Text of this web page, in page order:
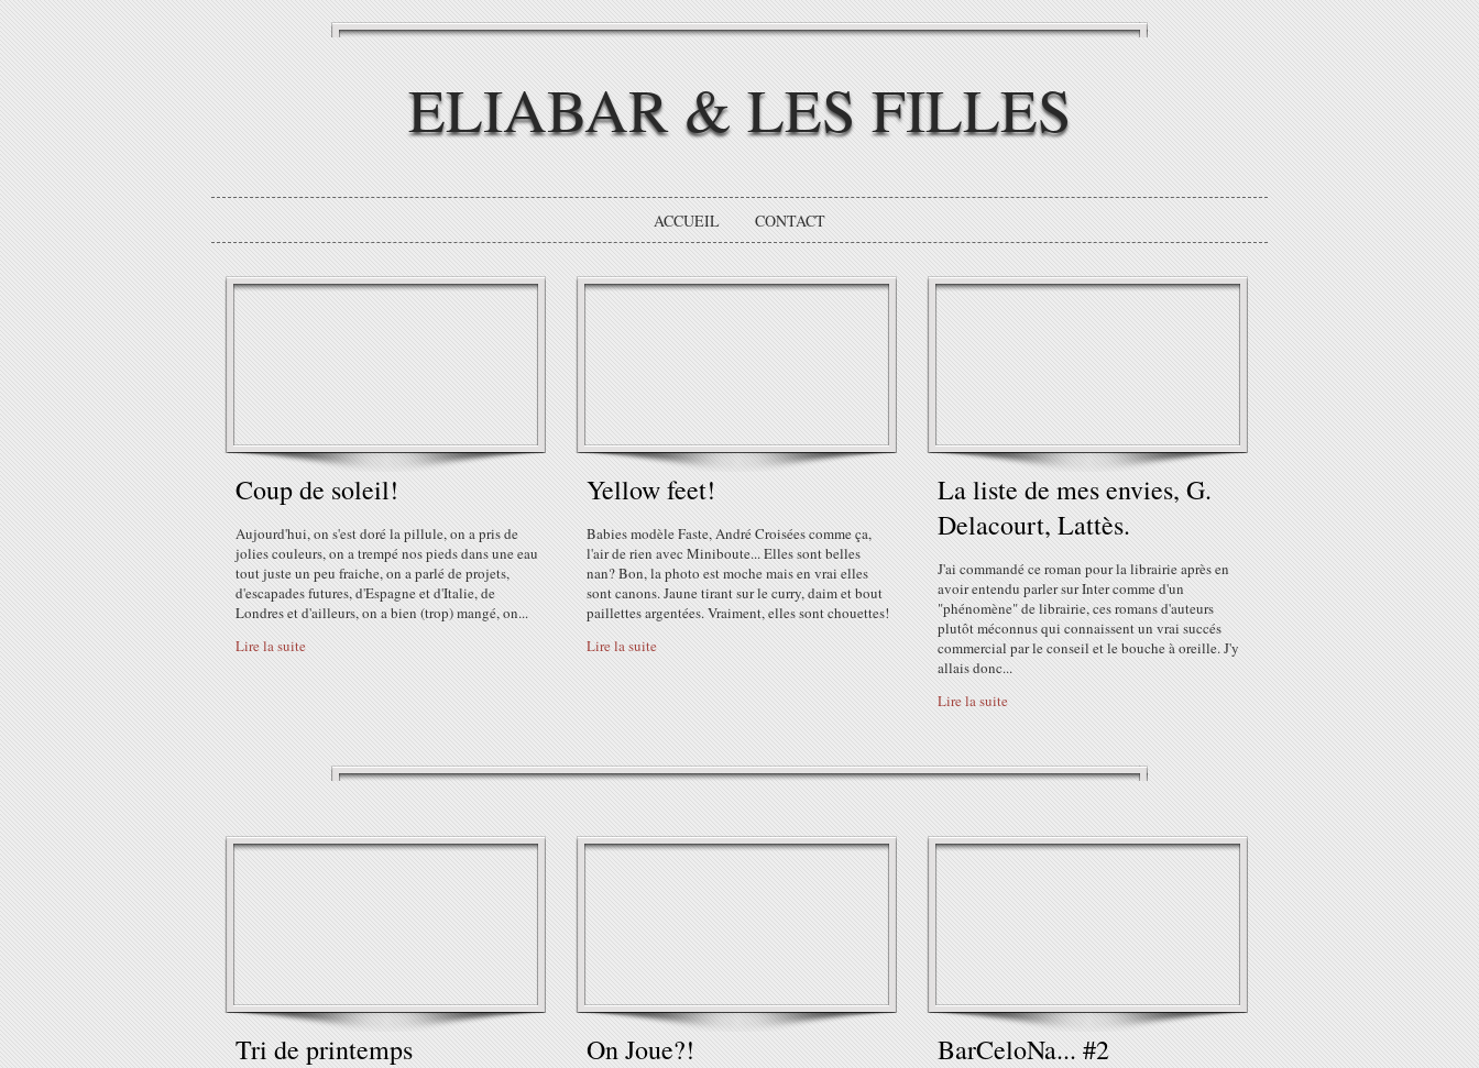
ELIABAR & LES FILLES
ACCUEIL CONTACT
Coup de soleil!
Aujourd'hui, on s'est doré la pillule, on a pris de
jolies couleurs, on a trempé nos pieds dans une eau
tout juste un peu fraiche, on a parlé de projets,
d'escapades futures, d'Espagne et d'Italie, de
Londres et d'ailleurs, on a bien (trop) mangé, on...
Lire la suite
Yellow feet!
Babies modèle Faste, André Croisées comme ça,
l'air de rien avec Miniboute... Elles sont belles
nan? Bon, la photo est moche mais en vrai elles
sont canons. Jaune tirant sur le curry, daim et bout
paillettes argentées. Vraiment, elles sont chouettes!
Lire la suite
La liste de mes envies, G.
Delacourt, Lattès.
J'ai commandé ce roman pour la librairie après en
avoir entendu parler sur Inter comme d'un
"phénomène" de librairie, ces romans d'auteurs
plutôt méconnus qui connaissent un vrai succés
commercial par le conseil et le bouche à oreille. J'y
allais donc...
Lire la suite
Tri de printemps On Joue?! BarCeloNa... #2